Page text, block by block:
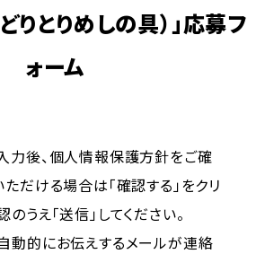
とりめしの具）」応募フ
ォーム
力後、個人情報保護方針をご確
だける場合は「確認する」をクリ
うえ「送信」してください。
動的にお伝えするメールが連絡